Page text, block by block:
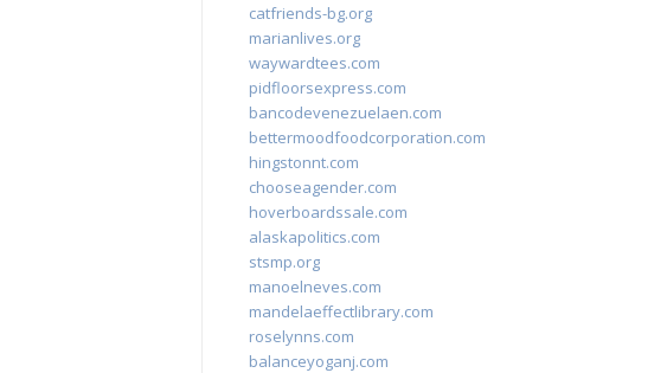
catfriends-bg.org
marianlives.org
waywardtees.com
pidfloorsexpress.com
bancodevenezuelaen.com
bettermoodfoodcorporation.com
hingstonnt.com
chooseagender.com
hoverboardssale.com
alaskapolitics.com
stsmp.org
manoelneves.com
mandelaeffectlibrary.com
roselynns.com
balanceyoganj.com